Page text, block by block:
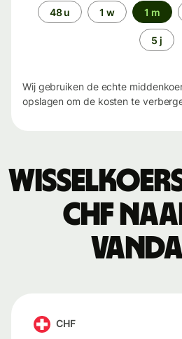
Periode48 u 1 w 1 m
5 j
Wij gebruiken de echte
opslagen om de kosten te
CHF
CHF